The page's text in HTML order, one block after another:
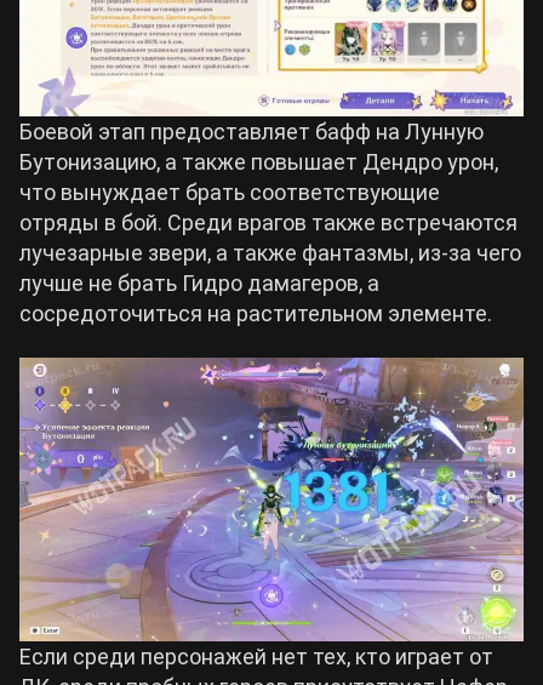
Боевой этап предоставляет бафф на Лунную
Бутонизацию, а также повышает Дендро урон,
что вынуждает брать соответствующие
отряды в бой. Среди врагов также встречаются
лучезарные звери, а также фантазмы, из-за чего
лучше не брать Гидро дамагеров, а
сосредоточиться на растительном элементе.
Если среди персонажей нет тех, кто играет от